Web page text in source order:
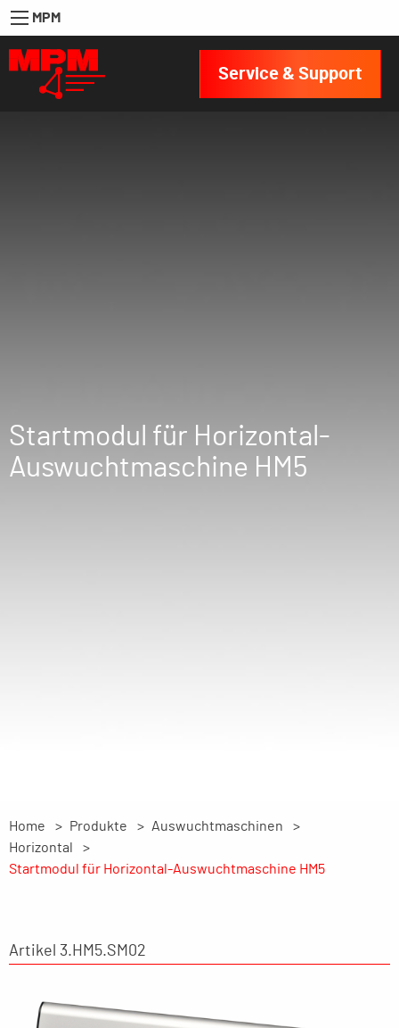
MPM
Service & Support
Startmodul für Horizontal-
Auswuchtmaschine HM5
Home Produkte
Auswuchtmaschinen
Horizontal
Startmodul für Horizontal-Auswuchtmaschine HM5
Artikel 3.HM5.SM02